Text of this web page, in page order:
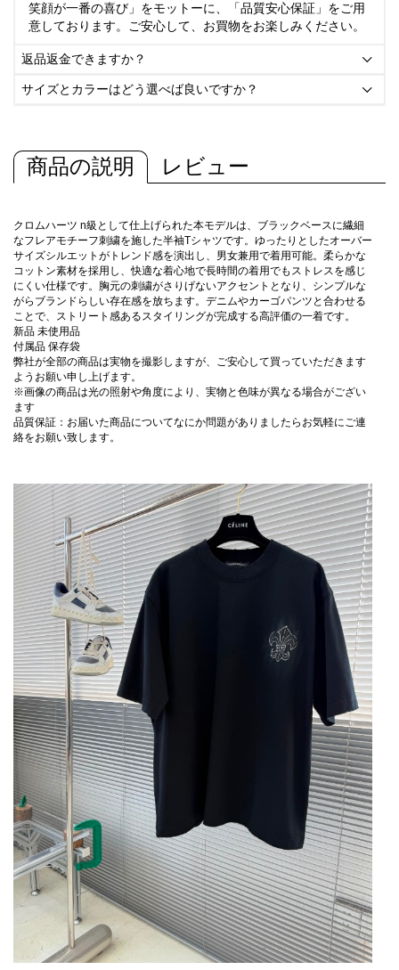
笑顔が一番の喜び」をモットーに、「品質安心保証」をご用
意しております。ご安心して、お買物をお楽しみください。
返品返金できますか？ 
サイズとカラーはどう選べば良いですか？ 
商品の説明 レビュー
クロムハーツ n級として仕上げられた本モデルは、ブラックベースに繊細
なフレアモチーフ刺繍を施した半袖Tシャツです。ゆったりとしたオーバー
サイズシルエットがトレンド感を演出し、男女兼用で着用可能。柔らかな
コットン素材を採用し、快適な着心地で長時間の着用でもストレスを感じ
にくい仕様です。胸元の刺繍がさりげないアクセントとなり、シンプルな
がらブランドらしい存在感を放ちます。デニムやカーゴパンツと合わせる
ことで、ストリート感あるスタイリングが完成する高評価の一着です。
新品 未使用品
付属品 保存袋
弊社が全部の商品は実物を撮影しますが、ご安心して買っていただきます
ようお願い申し上げます。
※画像の商品は光の照射や角度により、実物と色味が異なる場合がござい
ます
品質保証：お届いた商品についてなにか問題がありましたらお気軽にご連
絡をお願い致します。